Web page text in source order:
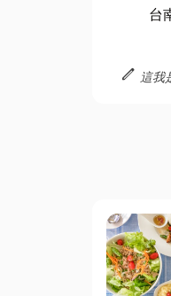
台
edit 這我